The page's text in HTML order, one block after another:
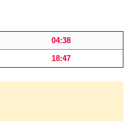
04:38
18:47